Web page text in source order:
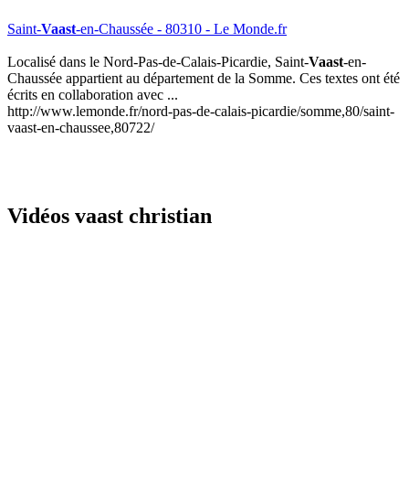
Saint-Vaast-en-Chaussée - 80310 - Le Monde.fr
Localisé dans le Nord-Pas-de-Calais-Picardie, Saint-Vaast-en-
Chaussée appartient au département de la Somme. Ces textes ont été
écrits en collaboration avec ...
http://www.lemonde.fr/nord-pas-de-calais-picardie/somme,80/saint-
vaast-en-chaussee,80722/
Vidéos vaast christian